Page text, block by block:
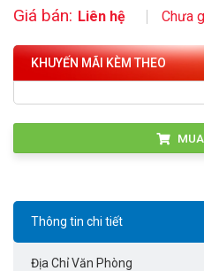
Giá bán: Liên hệ Chưa
KHUYẾN MÃI KÈM THEO
Thông tin chi tiết
Địa Chỉ Văn Phòng